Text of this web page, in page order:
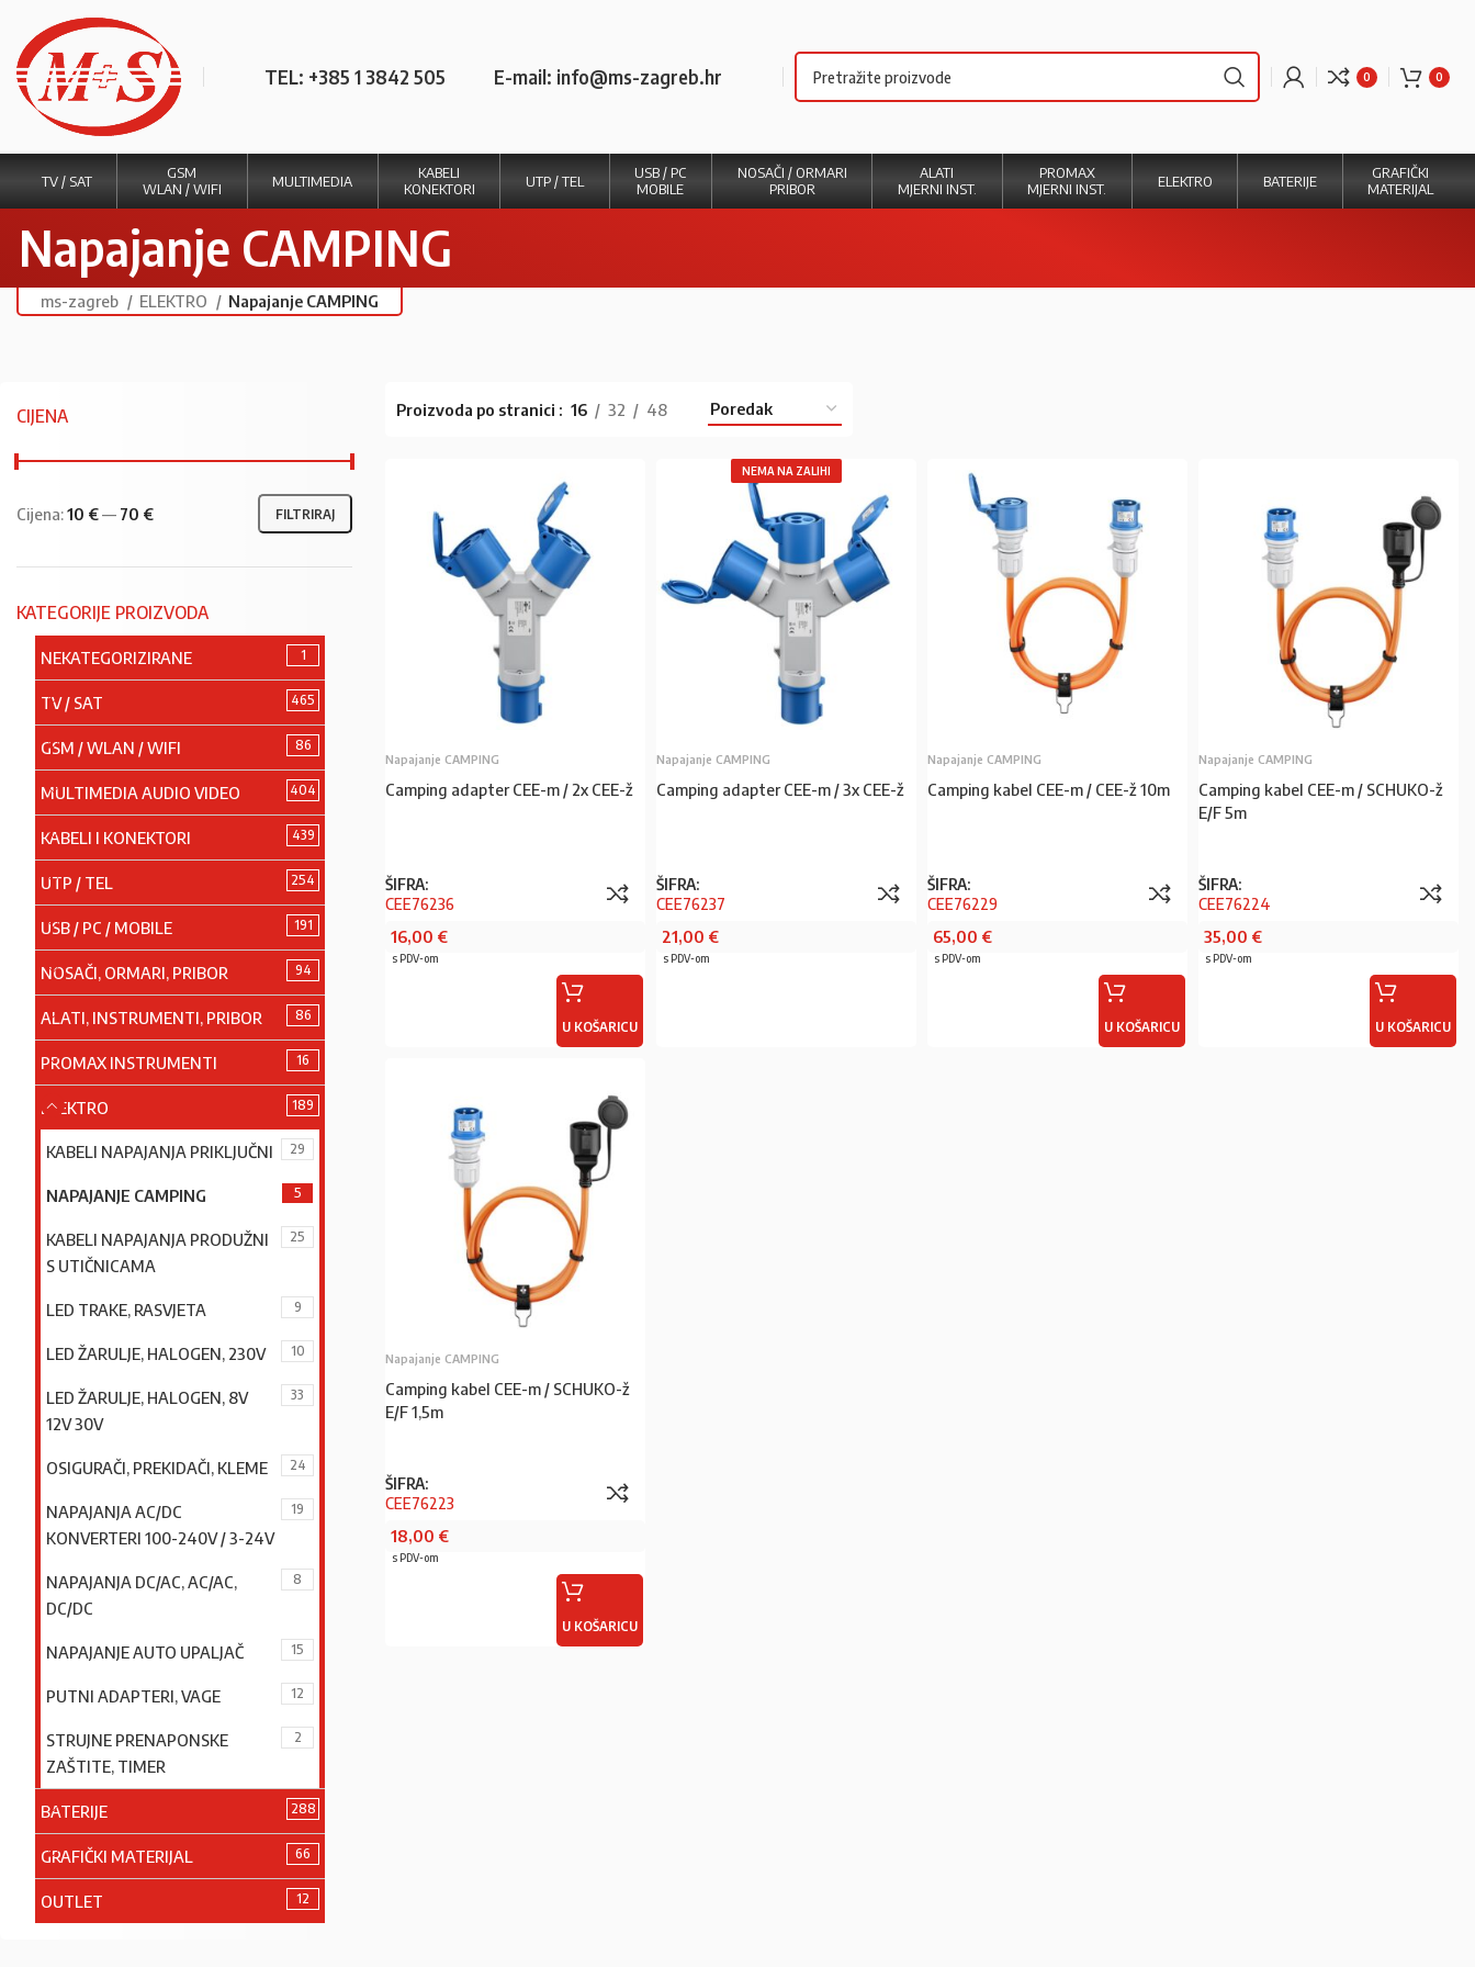
TEL: +385 1 3842 505 E-mail: info@ms-zagreb.hr 0 0
TV / SAT
GSM
WLAN / WIFI
MULTIMEDIA
KABELI
KONEKTORI
UTP / TEL
USB / PC
MOBILE
NOSAČI / ORMARI
PRIBOR
ALATI
MJERNI INST.
PROMAX
MJERNI INST.
ELEKTRO BATERIJE
GRAFIČKI
MATERIJAL
Napajanje CAMPING
ms-zagreb ELEKTRO Napajanje CAMPING
CIJENA
FILTRIRAJ
Cijena:10 €— 70 €
KATEGORIJE PROIZVODA
NEKATEGORIZIRANE 1
TV / SAT 465
GSM / WLAN / WIFI 86
MULTIMEDIA AUDIO VIDEO 404
KABELI I KONEKTORI 439
UTP / TEL 254
USB / PC / MOBILE 191
NOSAČI, ORMARI, PRIBOR 94
ALATI, INSTRUMENTI, PRIBOR 86
PROMAX INSTRUMENTI 16
ELEKTRO 189
KABELI NAPAJANJA PRIKLJUČNI 29
NAPAJANJE CAMPING 5
KABELI NAPAJANJA PRODUŽNI
S UTIČNICAMA
25
LED TRAKE, RASVJETA 9
LED ŽARULJE, HALOGEN, 230V 10
LED ŽARULJE, HALOGEN, 8V
12V 30V
33
OSIGURAČI, PREKIDAČI, KLEME 24
NAPAJANJA AC/DC
KONVERTERI 100-240V / 3-24V
19
NAPAJANJA DC/AC, AC/AC,
DC/DC
8
NAPAJANJE AUTO UPALJAČ 15
PUTNI ADAPTERI, VAGE 12
STRUJNE PRENAPONSKE
ZAŠTITE, TIMER
2
BATERIJE 288
GRAFIČKI MATERIJAL 66
OUTLET 12
Proizvoda po stranici 16 32 48
Napajanje CAMPING
Camping adapter CEE-m / 2x CEE-ž
ŠIFRA:
CEE76236
16,00 €
s PDV-om
U KOŠARICU
NEMA NA ZALIHI
Napajanje CAMPING
Camping adapter CEE-m / 3x CEE-ž
ŠIFRA:
CEE76237
21,00 €
s PDV-om
Napajanje CAMPING
Camping kabel CEE-m / CEE-ž 10m
ŠIFRA:
CEE76229
65,00 €
s PDV-om
U KOŠARICU
Napajanje CAMPING
Camping kabel CEE-m / SCHUKO-ž
E/F 5m
ŠIFRA:
CEE76224
35,00 €
s PDV-om
U KOŠARICU
Napajanje CAMPING
Camping kabel CEE-m / SCHUKO-ž
E/F 1,5m
ŠIFRA:
CEE76223
18,00 €
s PDV-om
U KOŠARICU